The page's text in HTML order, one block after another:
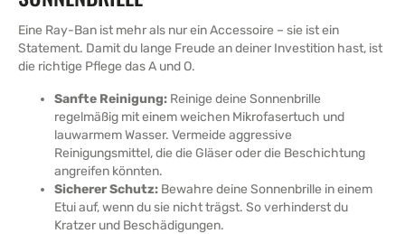
Eine Ray-Ban ist mehr als nur ein Accessoire – sie ist ein
Statement. Damit du lange Freude an deiner Investition hast, ist
die richtige Pflege das A und O.
Sanfte Reinigung: Reinige deine Sonnenbrille
regelmäßig mit einem weichen Mikrofasertuch und
lauwarmem Wasser. Vermeide aggressive
Reinigungsmittel, die die Gläser oder die Beschichtung
angreifen könnten.
Sicherer Schutz: Bewahre deine Sonnenbrille in einem
Etui auf, wenn du sie nicht trägst. So verhinderst du
Kratzer und Beschädigungen.